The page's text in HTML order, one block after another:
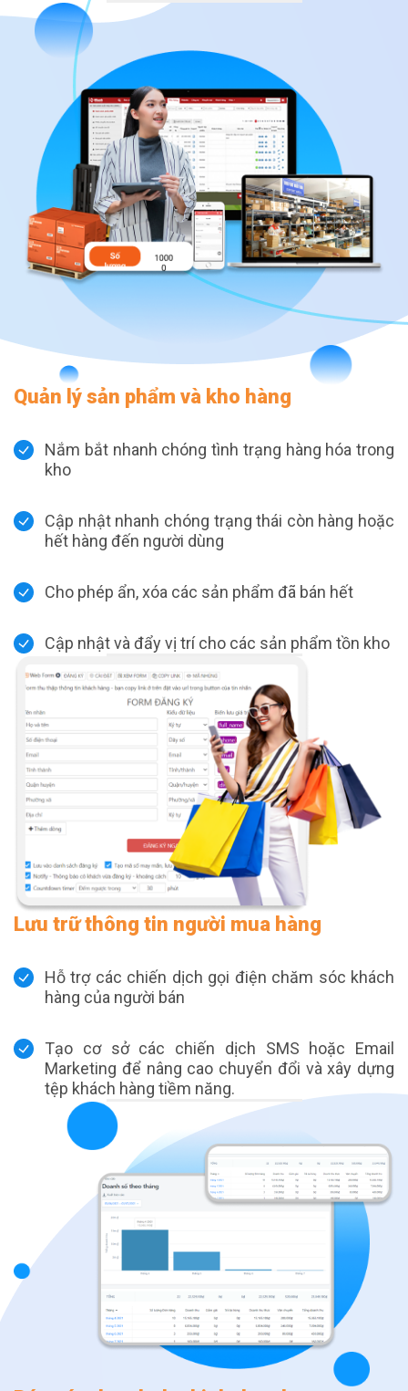
Quản lý sản phẩm và kho hàng
Nắm bắt nhanh chóng tình trạng hàng hóa trong
kho
Cập nhật nhanh chóng trạng thái còn hàng hoặc
hết hàng đến người dùng
Cho phép ẩn, xóa các sản phẩm đã bán hết
Cập nhật và đẩy vị trí cho các sản phẩm tồn kho
Lưu trữ thông tin người mua hàng
Hỗ trợ các chiến dịch gọi điện chăm sóc khách
hàng của người bán
Tạo cơ sở các chiến dịch SMS hoặc Email
Marketing để nâng cao chuyển đổi và xây dựng
tệp khách hàng tiềm năng.